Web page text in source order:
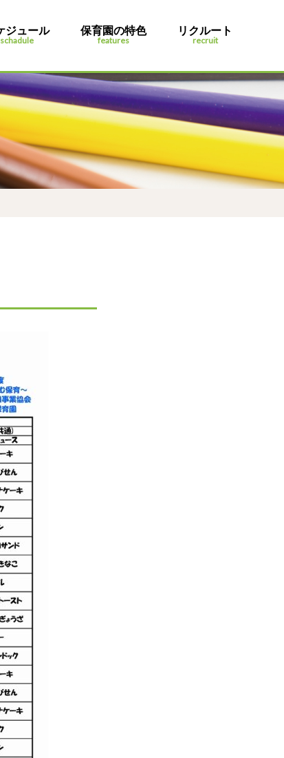
ジュール
schadule
保育園の特色
features
リクルート
recruit